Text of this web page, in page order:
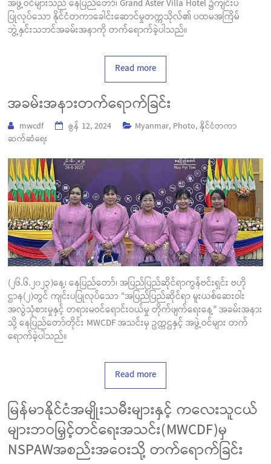
အဖွဲ့ဝင်များသည် နေပြည်တော်၊ Grand Aster Villa Hotel ၌ကျင်းပ
ပြုလုပ်သော နိုင်ငံတကာခေါင်းဆောင်မှုတက္ကသိုလ်၏ ပထမအကြိမ်
ဘွဲ့နှင်းသဘင်အခမ်းအနာကို တက်ရောက်ခဲ့ပါသည်။
Read more
အခမ်းအနားတက်ရောက်ခြင်း
mwcdf ဇွန် 12, 2024 Myanmar, Photo,နိုင်ငံတကာ
ဆက်ဆံရေး
(၂၆.၆.၂၀၂၃)နေ့၊ နေပြည်တော်၊ အပြည်ပြည်ဆိုင်ရာကွန်ဗင်းရှင်း ဗဟို
ဌာန(၂)တွင် ကျင်းပပြုလုပ်သော “အပြည်ပြည်ဆိုင်ရာ မူးယစ်ဆေးဝါး
အလွဲသုံစားမှုနှင့် တရားမဝင်ရောင်းဝယ်မှု တိုက်ဖျက်ရေးနေ့” အခမ်းအနား
သို့ နေပြည်တော်တိုင်း MWCDF အသင်းမှ ဥက္ကဌနှင့် အဖွဲ့ဝင်များ တက်
ရောက်ခဲ့ပါသည်။
Read more
မြန်မာနိုင်ငံအမျိုးသမီးများနှင့် ကလေးသူငယ်
များဘဝမြှင့်တင်ရေးအသင်း(MWCDF)မှ
NSPAWအစည်းအဝေးသို့ တက်ရောက်ခြင်း